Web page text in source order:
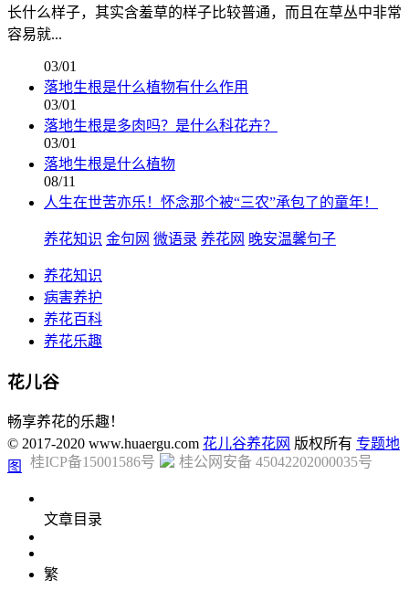
长什么样子，其实含羞草的样子比较普通，而且在草丛中非常
容易就...
03/01
落地生根是什么植物有什么作用
03/01
落地生根是多肉吗？是什么科花卉？
03/01
落地生根是什么植物
08/11
人生在世苦亦乐！怀念那个被“三农”承包了的童年！
养花知识 金句网 微语录 养花网 晚安温馨句子
养花知识
病害养护
养花百科
养花乐趣
花儿谷
畅享养花的乐趣！
© 2017-2020 www.huaergu.com 花儿谷养花网 版权所有 专题地
图
桂ICP备15001586号 桂公网安备 45042202000035号
文章目录
繁